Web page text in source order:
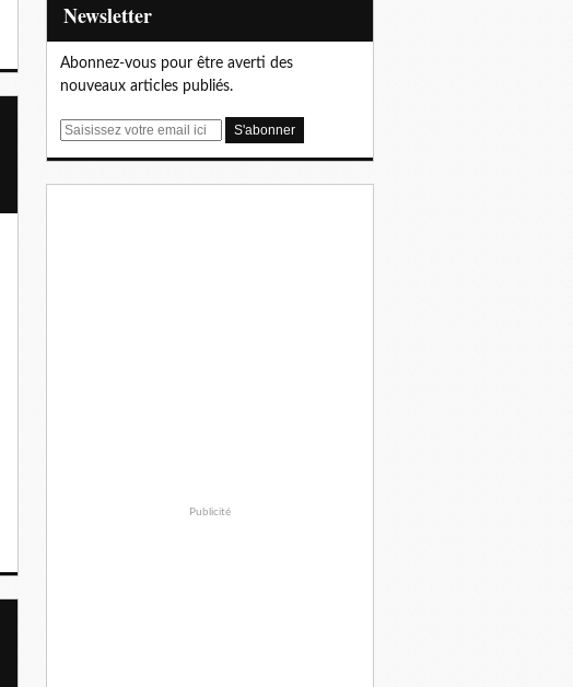
Newsletter
Abonnez-vous pour être averti des
nouveaux articles publiés.
E
Publicité